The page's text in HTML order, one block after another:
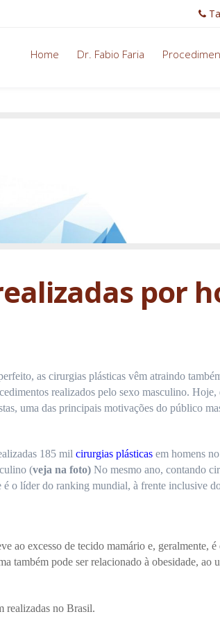
Home Dr. Fabio Faria
por
as cirurgias plásticas vêm atraindo
realizados pelo sexo masculino. Hoje,
uma das principais motivações do público
185 mil cirurgias plásticasem homens
(veja na foto)No mesmo ano, contando
o líder do ranking mundial, à frente inclusive
ao excesso de tecido mamário e, geralmente,
também pode ser relacionado à obesidade, ao
realizadas no Brasil.